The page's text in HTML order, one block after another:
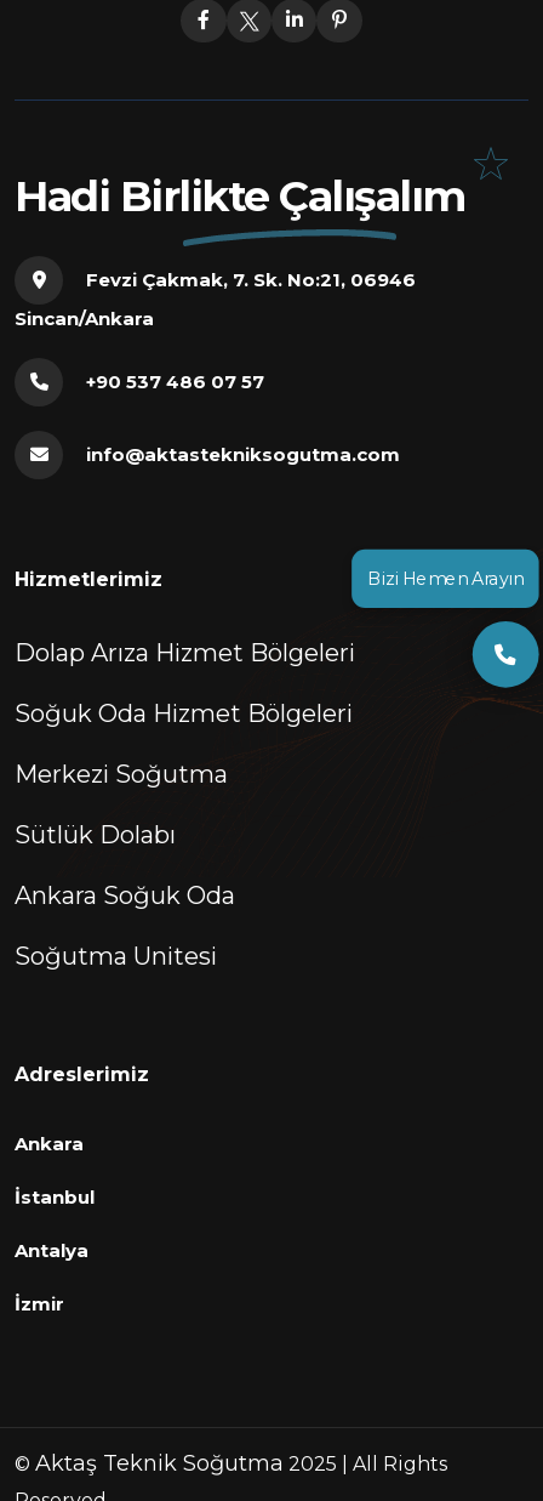
Bizi Hemen Arayın
Hadi Birlikte Çalışalım
Fevzi Çakmak, 7. Sk. No:21, 06946
Sincan/Ankara
+90 537 486 07 57
info@aktastekniksogutma.com
Hizmetlerimiz
Dolap Arıza Hizmet Bölgeleri
Soğuk Oda Hizmet Bölgeleri
Merkezi Soğutma
Sütlük Dolabı
Ankara Soğuk Oda
Soğutma Unitesi
Adreslerimiz
Ankara
İstanbul
Antalya
İzmir
© Aktaş Teknik Soğutma 2025 | All Rights